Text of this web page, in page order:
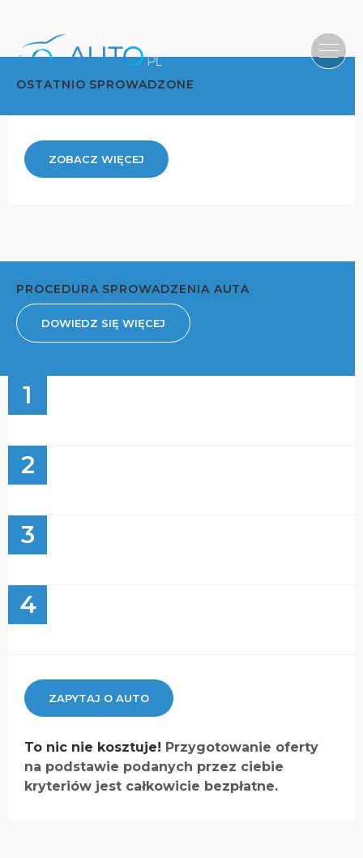
OSTATNIO SPROWADZONE
ZOBACZ WIĘCEJ
PROCEDURA SPROWADZENIA AUTA
DOWIEDZ SIĘ WIĘCEJ
1
2
3
4
ZAPYTAJ O AUTO
To nic nie kosztuje! Przygotowanie oferty
na podstawie podanych przez ciebie
kryteriów jest całkowicie bezpłatne.